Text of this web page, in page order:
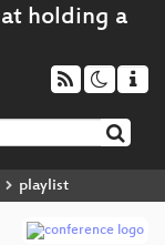
playlist